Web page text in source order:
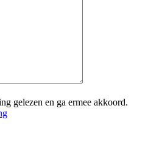
gelezen en ga ermee akkoord.